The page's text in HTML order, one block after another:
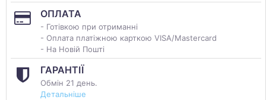
ОПЛАТА
- Готівкою при отриманні
- Оплата платіжною карткою VISA/Mastercard
- На Новій Пошті
ГАРАНТІЇ
Обмін 21 день.
Детальніше